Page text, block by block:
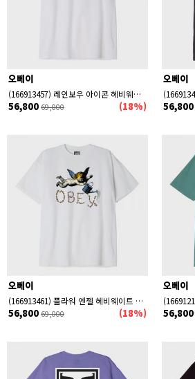
오베이
(166913457) 레인보우 아이콘 헤비웨이트 박스 반팔티 WHT
56,800 69,000 (18%)
오베이
56,800
오베이
(166913461) 플라워 엔젤 헤비웨이트 박스 반팔티 WHT
56,800 69,000 (18%)
오베이
56,800